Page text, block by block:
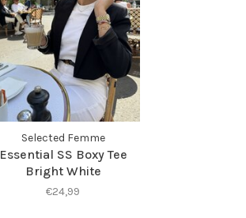
Selected Femme
Essential SS Boxy Tee
Bright White
€24,99